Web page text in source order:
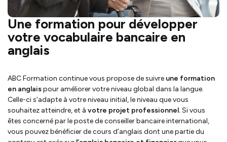
Une formation pour développer
votre vocabulaire bancaire en
anglais
ABC Formation continue vous propose de suivre une formation
en anglaispour améliorer votre niveau global dans la langue.
Celle-ci s’adapte à votre niveau initial, le niveau que vous
souhaitez atteindre, et à votre projet professionnel.Si vous
êtes concerné par le poste de conseiller bancaire international,
vous pouvez bénéficier de cours d’anglais dont une partie du